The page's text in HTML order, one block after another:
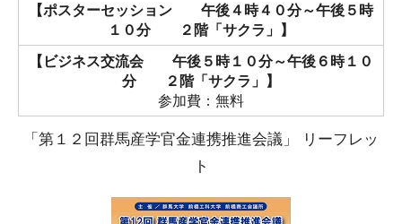
【ポスターセッション 午後４時４０分～午後５時
１０分 ２階「サクラ」】
【ビジネス交流会 午後５時１０分～午後６時１０
分 ２階「サクラ」】
参加費：無料
「第１２回群馬産学官金連携推進会議」 リーフレッ
ト